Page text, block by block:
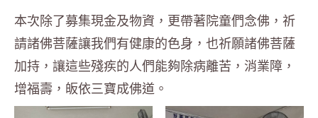
本次除了募集現金及物資，更帶著院童們念佛，祈
請諸佛菩薩讓我們有健康的色身，也祈願諸佛菩薩
加持，讓這些殘疾的人們能夠除病離苦，消業障，
增福壽，皈依三寶成佛道。